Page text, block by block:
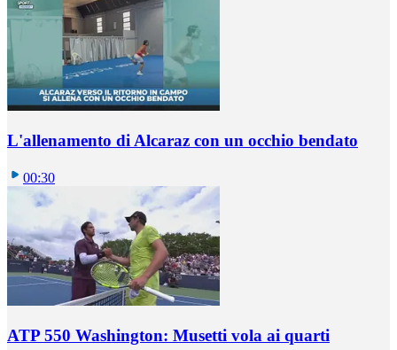
L'allenamento di Alcaraz con un occhio bendato
00:30
ATP 550 Washington: Musetti vola ai quarti